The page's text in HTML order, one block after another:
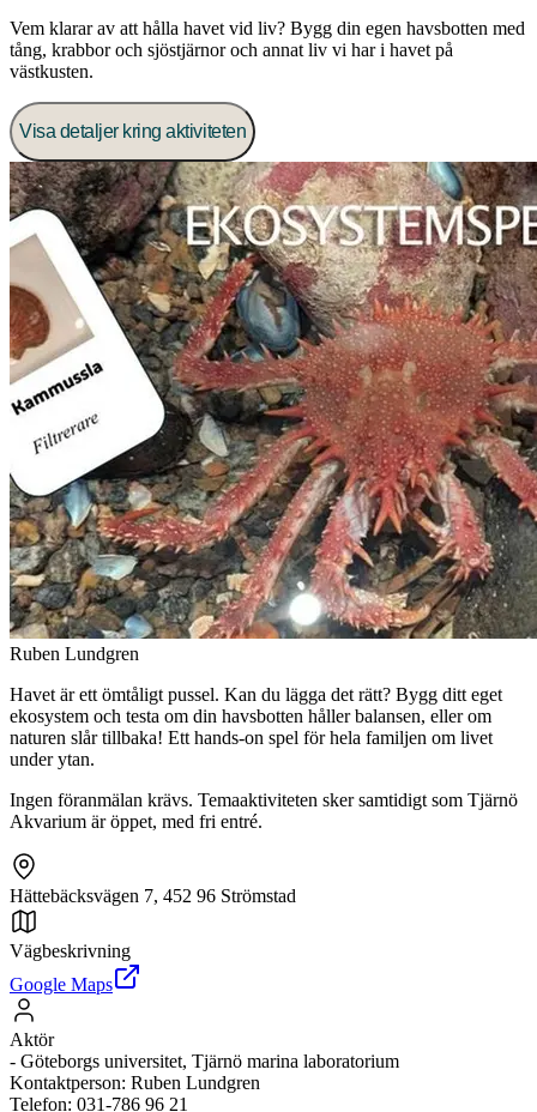
Vem klarar av att hålla havet vid liv? Bygg din egen havsbotten med
tång, krabbor och sjöstjärnor och annat liv vi har i havet på
västkusten.
Visa detaljer kring aktiviteten
Ruben Lundgren
Havet är ett ömtåligt pussel. Kan du lägga det rätt? Bygg ditt eget
ekosystem och testa om din havsbotten håller balansen, eller om
naturen slår tillbaka! Ett hands-on spel för hela familjen om livet
under ytan.
Ingen föranmälan krävs. Temaaktiviteten sker samtidigt som Tjärnö
Akvarium är öppet, med fri entré.
Hättebäcksvägen 7, 452 96 Strömstad
Vägbeskrivning
Google Maps
Aktör
- Göteborgs universitet, Tjärnö marina laboratorium
Kontaktperson: Ruben Lundgren
Telefon: 031-786 96 21